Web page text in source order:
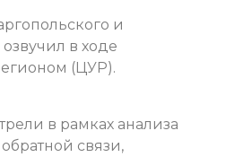
и
в ходе
(ЦУР).
в рамках анализа
связи,